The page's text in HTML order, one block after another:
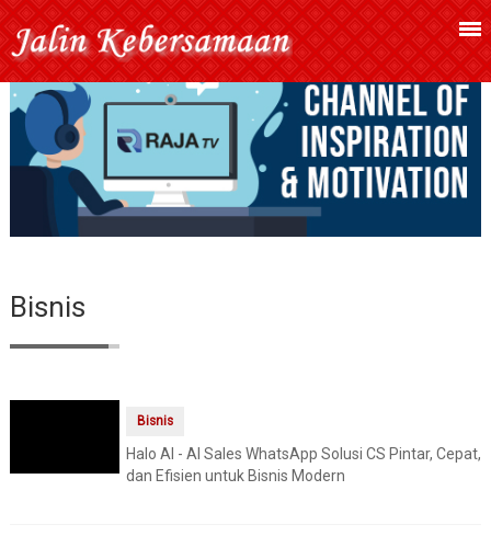
Bisnis
Bisnis
Halo AI - AI Sales WhatsApp Solusi CS Pintar, Cepat,
dan Efisien untuk Bisnis Modern